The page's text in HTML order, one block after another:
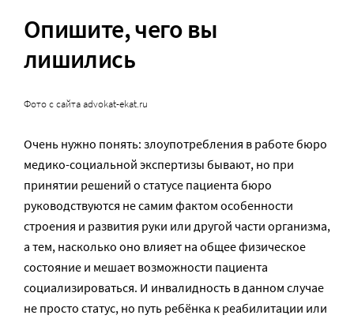
Опишите, чего вы
лишились
Фото с сайта advokat-ekat.ru
Очень нужно понять: злоупотребления в работе бюро
медико-социальной экспертизы бывают, но при
принятии решений о статусе пациента бюро
руководствуются не самим фактом особенности
строения и развития руки или другой части организма,
а тем, насколько оно влияет на общее физическое
состояние и мешает возможности пациента
социализироваться. И инвалидность в данном случае
не просто статус, но путь ребёнка к реабилитации или